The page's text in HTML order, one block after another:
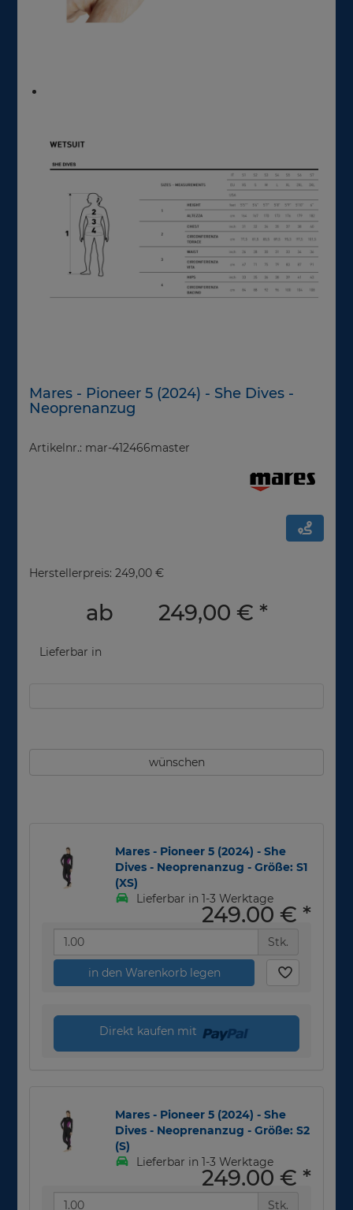
Mares - Pioneer 5 (2024) - She Dives -
Neoprenanzug
Artikelnr.: mar-412466master
Herstellerpreis: 249,00 €
ab 249,00 € *
Lieferbar in
wünschen
Mares - Pioneer 5 (2024) - She
Dives - Neoprenanzug - Größe: S1
(XS)
Lieferbar in 1-3 Werktage
249,00 € *
Stk.
in den Warenkorb legen
Direkt kaufen mit
Mares - Pioneer 5 (2024) - She
Dives - Neoprenanzug - Größe: S2
(S)
Lieferbar in 1-3 Werktage
249,00 € *
Stk.